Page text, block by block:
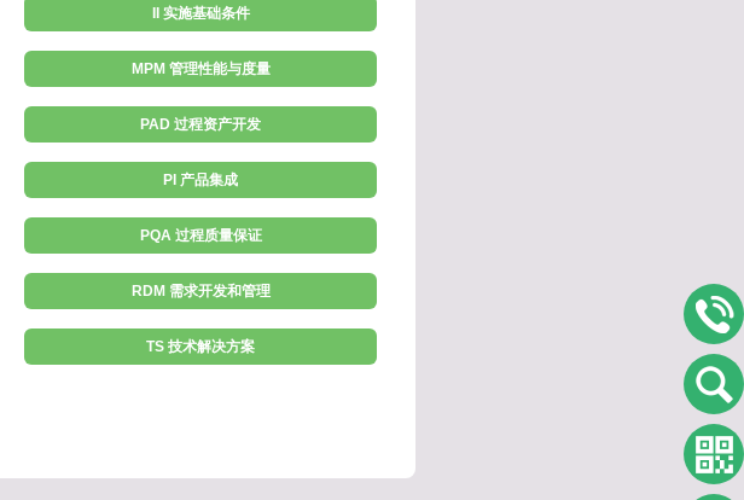
II 实施基础条件
MPM 管理性能与度量
PAD 过程资产开发
PI 产品集成
PQA 过程质量保证
RDM 需求开发和管理
TS 技术解决方案